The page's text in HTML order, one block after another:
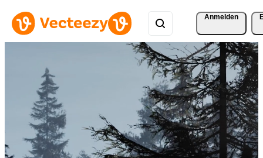
Anmelden